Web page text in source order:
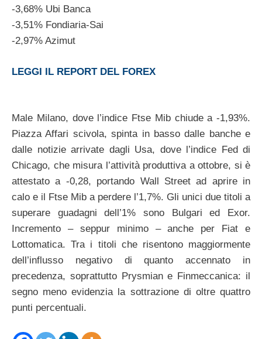
-3,68% Ubi Banca
-3,51% Fondiaria-Sai
-2,97% Azimut
LEGGI IL REPORT DEL FOREX
Male Milano, dove l’indice Ftse Mib chiude a -1,93%.
Piazza Affari scivola, spinta in basso dalle banche e
dalle notizie arrivate dagli Usa, dove l’indice Fed di
Chicago, che misura l’attività produttiva a ottobre, si è
attestato a -0,28, portando Wall Street ad aprire in
calo e il Ftse Mib a perdere l’1,7%. Gli unici due titoli a
superare guadagni dell’1% sono Bulgari ed Exor.
Incremento – seppur minimo – anche per Fiat e
Lottomatica. Tra i titoli che risentono maggiormente
dell’influsso negativo di quanto accennato in
precedenza, soprattutto Prysmian e Finmeccanica: il
segno meno evidenzia la sottrazione di oltre quattro
punti percentuali.